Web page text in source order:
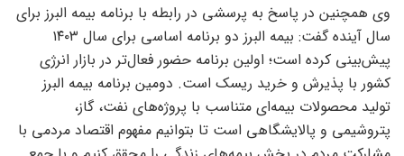
وی همچنین در پاسخ به پرسشی در رابطه با برنامه بیمه البرز برای
سال آینده گفت: بیمه البرز دو برنامه اساسی برای سال ۱۴۰۳
پیش‌بینی کرده است؛ اولین برنامه حضور فعال‌تر در بازار انرژی
کشور با پذیرش و خرید ریسک است. دومین برنامه بیمه البرز
تولید محصولات بیمه‌ای متناسب با پروژه‌های نفت، گاز،
پتروشیمی و پالایشگاهی است تا بتوانیم مفهوم اقتصاد مردمی با